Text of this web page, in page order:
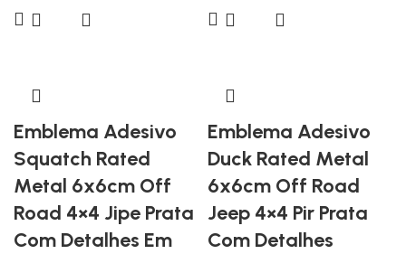
Emblema Adesivo
Squatch Rated
Metal 6x6cm Off
Road 4×4 Jipe Prata
Com Detalhes Em
Emblema Adesivo
Duck Rated Metal
6x6cm Off Road
Jeep 4×4 Pir Prata
Com Detalhes